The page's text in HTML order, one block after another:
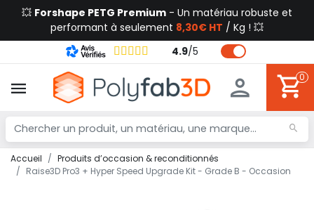
💥 Forshape PETG Premium - Un matériau robuste et
performant à seulement 8,30€ HT / Kg ! 💥
4.9/5
0
Accueil
Produits d’occasion & reconditionnés
Raise3D Pro3 + Hyper Speed Upgrade Kit - Grade B - Occasion